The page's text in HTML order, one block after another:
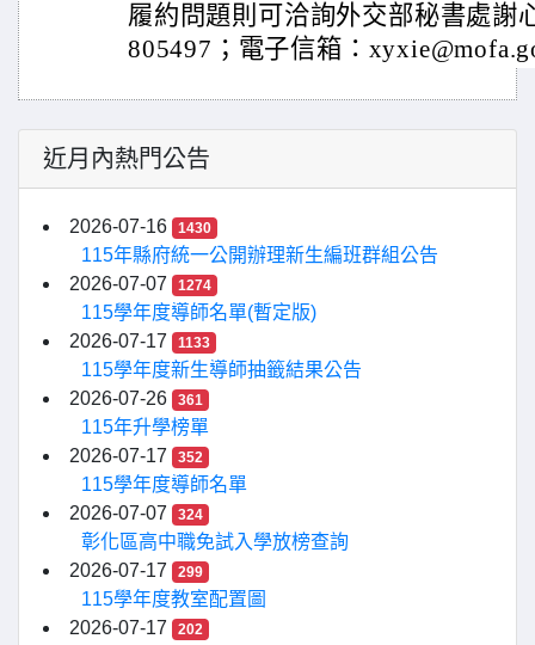
履約問題則可洽詢外交部秘書處謝
805497；電子信箱：
近月內熱門公告
2026-07-16 1430
115年縣府統一公開辦理新生編班群組公告
2026-07-07
1274
115學年度導師名單(暫定版)
2026-07-17
1133
115學年度新生導師抽籤結果公告
2026-07-26
361
115年升學榜單
2026-07-17
352
115學年度導師名單
2026-07-07
324
彰化區高中職免試入學放榜查詢
2026-07-17
299
115學年度教室配置圖
2026-07-17
202